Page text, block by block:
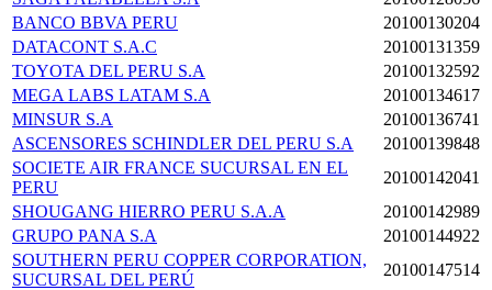
BANCO BBVA PERU
20100130204
DATACONT S.A.C
20100131359
TOYOTA DEL PERU S.A
20100132592
MEGA LABS LATAM S.A
20100134617
MINSUR S.A
20100136741
ASCENSORES SCHINDLER DEL PERU S.A
20100139848
SOCIETE AIR FRANCE SUCURSAL EN EL
PERU
20100142041
SHOUGANG HIERRO PERU S.A.A
20100142989
GRUPO PANA S.A
20100144922
SOUTHERN PERU COPPER CORPORATION,
SUCURSAL DEL PERÚ
20100147514